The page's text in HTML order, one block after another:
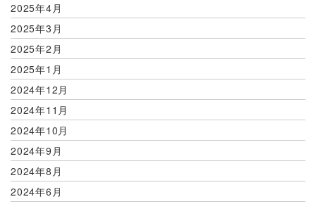
2025年4月
2025年3月
2025年2月
2025年1月
2024年12月
2024年11月
2024年10月
2024年9月
2024年8月
2024年6月